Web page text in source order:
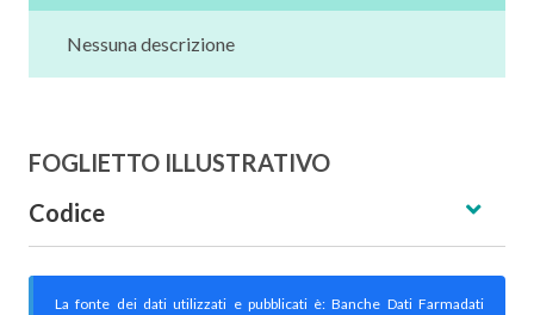
Nessuna descrizione
FOGLIETTO ILLUSTRATIVO
Codice
La fonte dei dati utilizzati e pubblicati è: Banche Dati Farmadati